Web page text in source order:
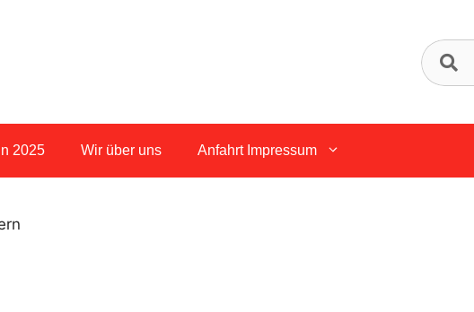
2025 Wir über uns Anfahrt Impressum